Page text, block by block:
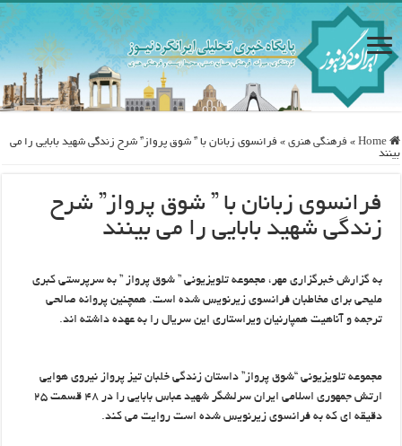
Home
» فرهنگی هنری » فرانسوی زبانان با ” شوق پرواز” شرح زندگی شهید بابایی را می
بینند
فرانسوی زبانان با ” شوق پرواز” شرح
زندگی شهید بابایی را می بینند
به گزارش خبرگزاری مهر، مجموعه تلویزیونی ” شوق پرواز ” به سرپرستی کبری
ملیحی برای مخاطبان فرانسوی زیرنویس شده است. همچنین پروانه صالحی
ترجمه و آناهیت همپارنیان ویراستاری این سریال را به عهده داشته اند.
مجموعه تلویزیونی “شوق پرواز” داستان زندگی خلبان تیز پرواز نیروی هوایی
ارتش جمهوری اسلامی ایران سرلشگر شهید عباس بابایی را در ۴۸ قسمت ۲۵
دقیقه ای که به فرانسوی زیرنویس شده است روایت می کند.